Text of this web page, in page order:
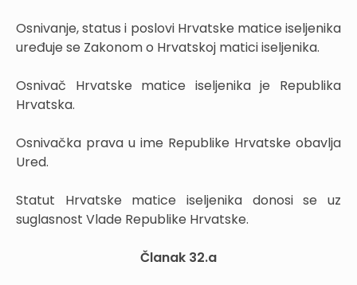
Osnivanje, status i poslovi Hrvatske matice iseljenika
uređuje se Zakonom o Hrvatskoj matici iseljenika.
Osnivač Hrvatske matice iseljenika je Republika
Hrvatska.
Osnivačka prava u ime Republike Hrvatske obavlja
Ured.
Statut Hrvatske matice iseljenika donosi se uz
suglasnost Vlade Republike Hrvatske.
Članak 32.a